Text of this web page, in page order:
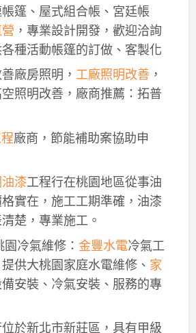
篷、屋式組合帳、宮廷帳
，專業設計開發，歡迎洽詢
種活動帳篷的訂做、客製化
廠房照明， 工廠照明改善，
照明改善，廠商推薦：拓普
廠商，節能補助案協助申
漆工程行在桃園地區從事油
實在，施工工期準確，油漆
楚，專業施工。
園冷氣維修： 金豐水電冷氣工
供大桃園家庭水電維修、 家
安裝、冷氣安裝、服務的專
於新北市新莊區，具有甲級